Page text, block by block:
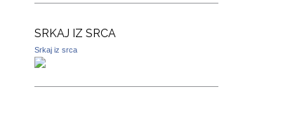
SRKAJ IZ SRCA
Srkaj iz srca